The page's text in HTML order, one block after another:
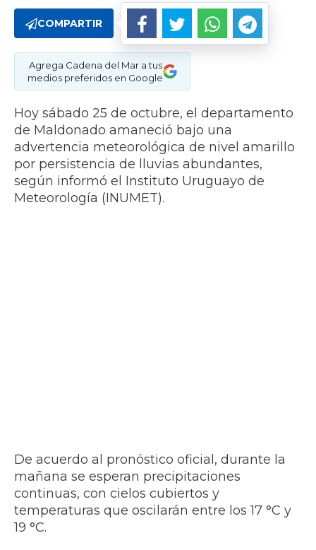
COMPARTIR
Agrega Cadena del Mar a tus
medios preferidos en Google
Hoy sábado 25 de octubre, el departamento
de Maldonado amaneció bajo una
advertencia meteorológica de nivel amarillo
por persistencia de lluvias abundantes,
según informó el Instituto Uruguayo de
Meteorología (INUMET).
De acuerdo al pronóstico oficial, durante la
mañana se esperan precipitaciones
continuas, con cielos cubiertos y
temperaturas que oscilarán entre los 17 °C y
19 °C.